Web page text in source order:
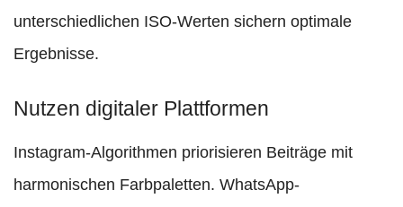
unterschiedlichen ISO-Werten sichern optimale
Ergebnisse.
Nutzen digitaler Plattformen
Instagram-Algorithmen priorisieren Beiträge mit
harmonischen Farbpaletten. WhatsApp-